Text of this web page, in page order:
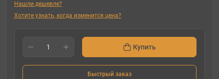
Нашли дешевле?
Хотите узнать, когда изменится цена?
Купить
Быстрый заказ